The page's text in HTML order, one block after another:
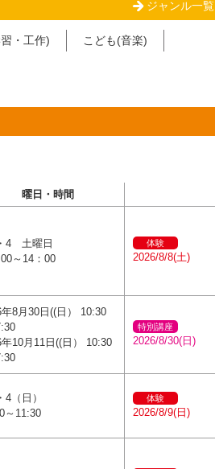
ジャンル一覧
・工作)
こども(音楽)
曜日・時間
4 土曜日
～14：00
体験
2026/8/8(土)
8月30日((日） 10:30
10月11日((日） 10:30
特別講座
2026/8/30(日)
4（日）
～11:30
体験
2026/8/9(日)